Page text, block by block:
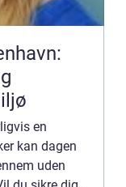
en
kan dagen
uden